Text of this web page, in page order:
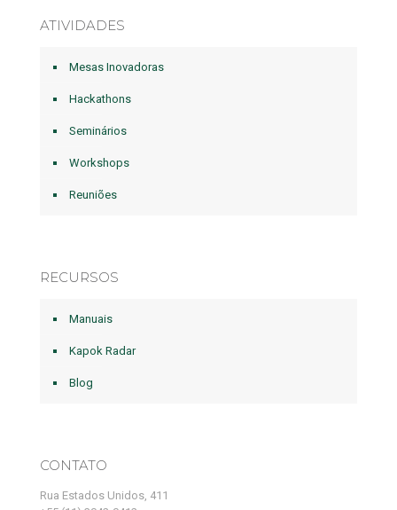
ATIVIDADES
Mesas Inovadoras
Hackathons
Seminários
Workshops
Reuniões
RECURSOS
Manuais
Kapok Radar
Blog
CONTATO
Rua Estados Unidos, 411